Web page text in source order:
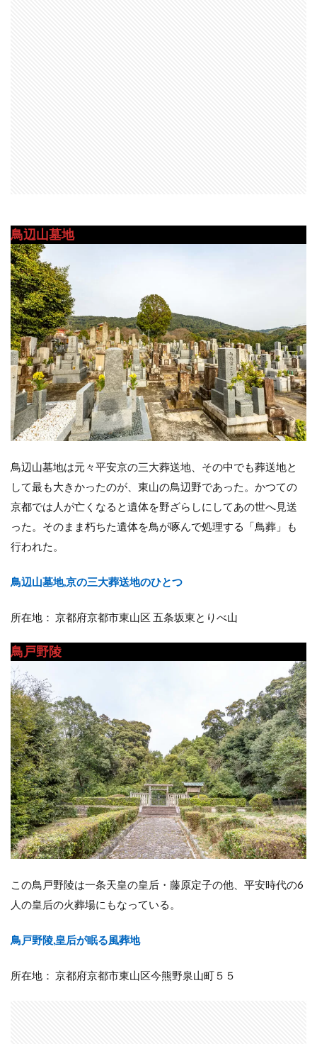
鳥辺山墓地
鳥辺山墓地は元々平安京の三大葬送地、その中でも葬送地と
して最も大きかったのが、東山の鳥辺野であった。かつての
京都では人が亡くなると遺体を野ざらしにしてあの世へ見送
った。そのまま朽ちた遺体を鳥が啄んで処理する「鳥葬」も
行われた。
鳥辺山墓地,京の三大葬送地のひとつ
所在地： 京都府京都市東山区 五条坂東とりべ山
鳥戸野陵
この鳥戸野陵は一条天皇の皇后・藤原定子の他、平安時代の6
人の皇后の火葬場にもなっている。
鳥戸野陵,皇后が眠る風葬地
所在地： 京都府京都市東山区今熊野泉山町５５